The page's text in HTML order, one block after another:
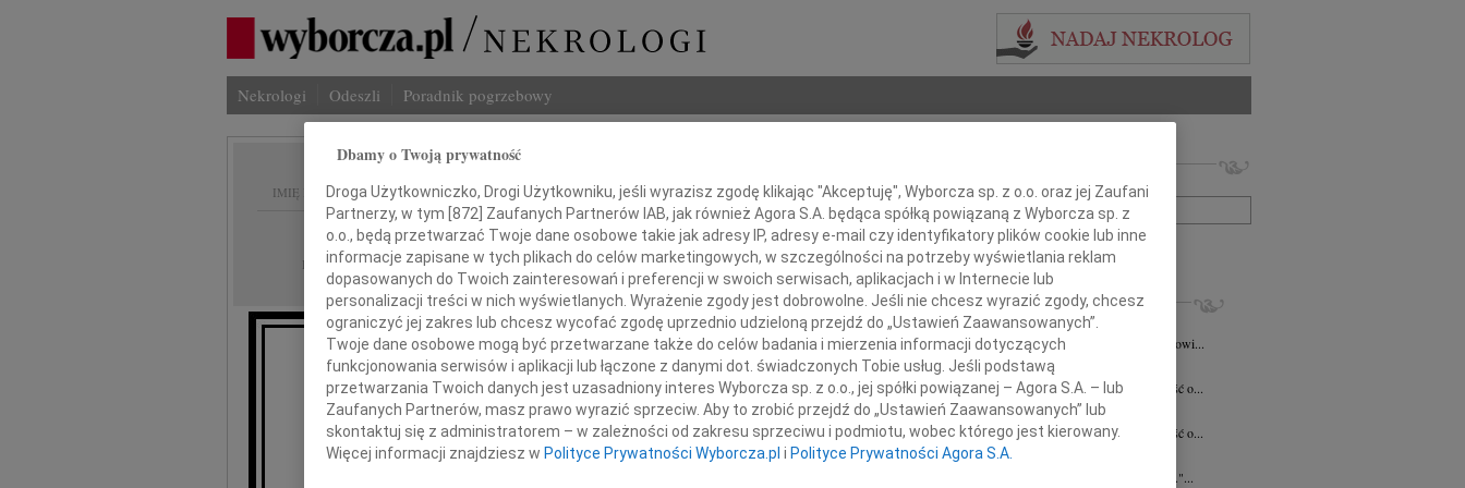
Nekrologi Odeszli Poradnik pogrzebowy
IMIĘ I NAZWISKO:
REGION: Kielce
DATA EMISJI: 27.04.2010
Łączymy się w głębokim żalu
z naszą Koleżanką
Imię i nazwisko lub numer ogłoszenia:
+ szukanie zaawansowane
INNE NEKROLOGI
Bożena Szostakiewicz20.07.2026
Drogiemu Koledze Panu Notariuszowi Piotrowi...
20.05.2026Kielce
Z głębokim smutkiem przyjęliśmy wiadomość o...
Damian Pełka15.04.2026 Kielce
Z głębokim smutkiem przyjęliśmy wiadomość o...
Emilia Czekaj
"Nie umiera ten, kto trwa w pamięci żywych."...
Dbamy o Twoją prywatność
Droga Użytkowniczko, Drogi Użytkowniku, jeśli wyrazisz zgodę klikając "Akceptuję", Wyborcza sp. z o.o. oraz jej Zaufani
Partnerzy, w tym [ 872 ] Zaufanych Partnerów IAB, jak również Agora S.A. będąca spółką powiązaną z Wyborcza sp. z
o.o., będą przetwarzać Twoje dane osobowe takie jak adresy IP, adresy e-mail czy identyfikatory plików cookie lub inne
informacje zapisane w tych plikach do celów marketingowych, w szczególności na potrzeby wyświetlania reklam
dopasowanych do Twoich zainteresowań i preferencji w swoich serwisach, aplikacjach i w Internecie lub
personalizacji treści w nich wyświetlanych. Wyrażenie zgody jest dobrowolne. Jeśli nie chcesz wyrazić zgody, chcesz
ograniczyć jej zakres lub chcesz wycofać zgodę uprzednio udzieloną przejdź do „Ustawień Zaawansowanych”.
Twoje dane osobowe mogą być przetwarzane także do celów badania i mierzenia informacji dotyczących
funkcjonowania serwisów i aplikacji lub łączone z danymi dot. świadczonych Tobie usług. Jeśli podstawą
przetwarzania Twoich danych jest uzasadniony interes Wyborcza sp. z o.o., jej spółki powiązanej – Agora S.A. – lub
Zaufanych Partnerów, masz prawo wyrazić sprzeciw. Aby to zrobić przejdź do „Ustawień Zaawansowanych” lub
skontaktuj się z administratorem – w zależności od zakresu sprzeciwu i podmiotu, wobec którego jest kierowany.
Więcej informacji znajdziesz w Polityce Prywatności Wyborcza.pl i Polityce Prywatności Agora S.A.